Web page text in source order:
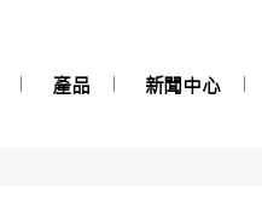
產品 新聞中心